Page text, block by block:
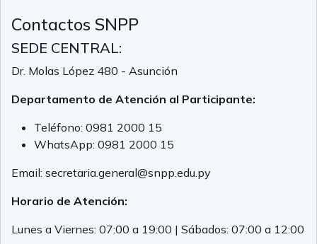
Contactos SNPP
SEDE CENTRAL:
Dr. Molas López 480 - Asunción
Departamento de Atención al Participante:
Teléfono: 0981 2000 15
WhatsApp: 0981 2000 15
Email: secretaria.general@snpp.edu.py
Horario de Atención:
Lunes a Viernes: 07:00 a 19:00 | Sábados: 07:00 a 12:00